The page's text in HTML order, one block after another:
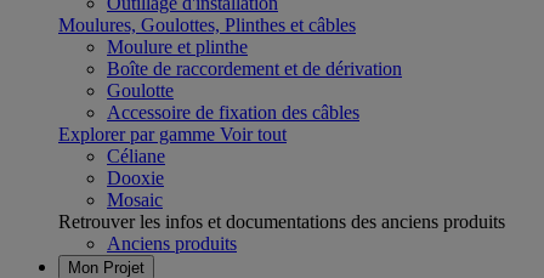
Moulures, Goulottes, Plinthes et câbles
Moulure et plinthe
Boîte de raccordement et de dérivation
Goulotte
Accessoire de fixation des câbles
Explorer par gamme Voir tout
Céliane
Dooxie
Mosaic
Retrouver les infos et documentations des anciens produits
Anciens produits
Mon Projet